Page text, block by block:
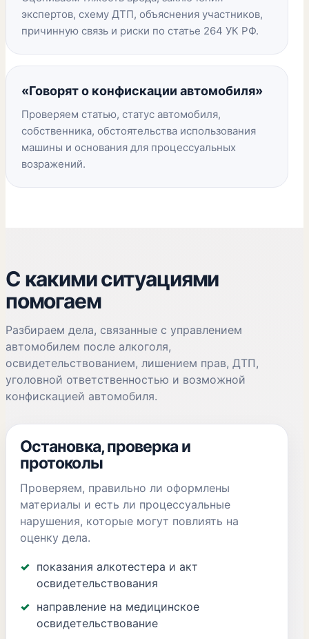
экспертов, схему ДТП, объяснения участников,
причинную связь и риски по статье 264 УК РФ.
«Говорят о конфискации автомобиля»
Проверяем статью, статус автомобиля,
собственника, обстоятельства использования
машины и основания для процессуальных
возражений.
С какими ситуациями
помогаем
Разбираем дела, связанные с управлением
автомобилем после алкоголя,
освидетельствованием, лишением прав, ДТП,
уголовной ответственностью и возможной
конфискацией автомобиля.
Остановка, проверка и
протоколы
Проверяем, правильно ли оформлены
материалы и есть ли процессуальные
нарушения, которые могут повлиять на
оценку дела.
показания алкотестера и акт
освидетельствования
направление на медицинское
освидетельствование